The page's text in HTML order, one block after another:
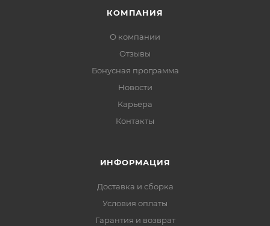
КОМПАНИЯ
О компании
Отзывы
Бонусная программа
Новости
Карьера
Контакты
ИНФОРМАЦИЯ
Доставка и сборка
Условия оплаты
Гарантия и возврат